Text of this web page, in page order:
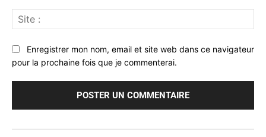
:
Enregistrer mon nom, email et site web dans ce navigateur
pour la prochaine fois que je commenterai.